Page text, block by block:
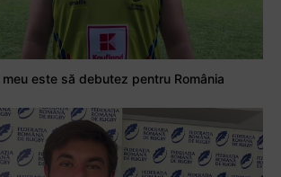
este să debutez pentru România